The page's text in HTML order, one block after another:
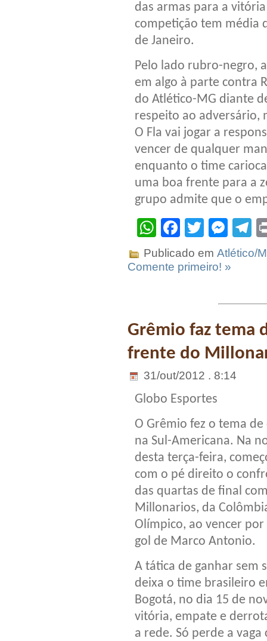
das armas para a
competição tem média
de Janeiro.
Pelo lado rubro-negro,
em algo à parte contra
do Atlético-MG diante
respeito ao adversário,
O Fla vai jogar a
vencer de qualquer
enquanto o time
uma boa frente para a
grupo admite que o
WhatsApp
Facebook
Twitter
Publicado em Atlético/
Comente primeiro! »
Grêmio faz tema
frente do
31/out/2012 . 8:14
Globo Esportes
O Grêmio fez o tema de
na Sul-Americana. Na
desta terça-feira,
com o pé direito o
das quartas de final
Millonarios, da
Olímpico, ao vencer por
gol de Marco Antonio.
A tática de ganhar sem
deixa o time brasileiro
Bogotá, no dia 15 de
vitória, empate e
a rede. Só perde a